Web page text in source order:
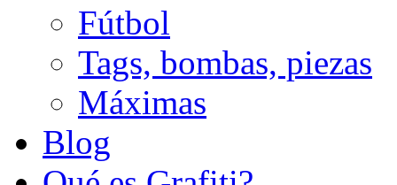
Fútbol
Tags, bombas, piezas
Máximas
Blog